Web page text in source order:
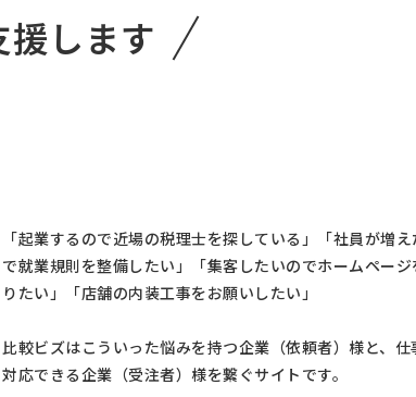
します
「起業するので近場の税理士を探している」「社員が増え
で就業規則を整備したい」「集客したいのでホームページ
りたい」「店舗の内装工事をお願いしたい」
比較ビズはこういった悩みを持つ企業（依頼者）様と、仕
対応できる企業（受注者）様を繋ぐサイトです。